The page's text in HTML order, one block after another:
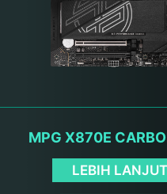
MPG X870E
LEBIH LANJUT